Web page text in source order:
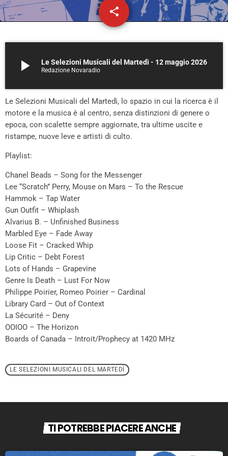
share
email
play_arrow Le Selezioni Musicali del Martedì - 12 maggio 2026
Redazione Novaradio
Le Selezioni Musicali del Martedì, lo spazio in cui la ricerca è il
motore e la musica è al centro, senza distinzioni di genere o
epoca, con scalette sempre aggiornate, tra ultime uscite e
ristampe, nuove leve e artisti di culto.
Playlist:
Chanel Beads – Song for the Messenger
Lee “Scratch” Perry, Mouse on Mars – To the Rescue
Hammok – Tap Water
Gun Outfit – Whiplash
Alvarius B. – Unfinished Business
Marbled Eye – Fade Away
Loose Fit – Cracked Whip
Lip Critic – Debt Forest
Lots of Hands – Grapevine
Genre Is Death – Lust For Now
Philippe Poirier, Romeo Poirier – Cardinal
Library Card – Out of Context
La Sécurité – Deny
OOIOO – The Horizon
Boards of Canada – Introit/Prophecy at 1420 MHz
LE SELEZIONI MUSICALI DEL MARTEDÌ
TI POTREBBE PIACERE ANCHE